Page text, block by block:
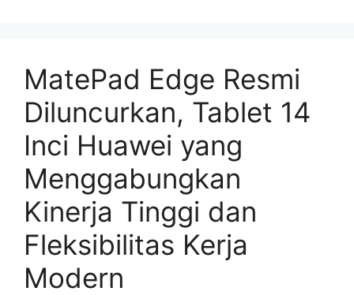
MatePad Edge Resmi
Diluncurkan, Tablet 14
Inci Huawei yang
Menggabungkan
Kinerja Tinggi dan
Fleksibilitas Kerja
Modern